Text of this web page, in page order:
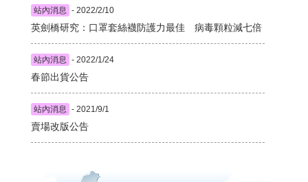
站內消息 - 2022/2/10
英劍橋研究：口罩套絲襪防護力最佳 病毒顆粒減七倍
站內消息 - 2022/1/24
春節出貨公告
站內消息 - 2021/9/1
賣場改版公告